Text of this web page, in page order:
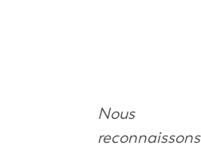
Nous
reconnaissons